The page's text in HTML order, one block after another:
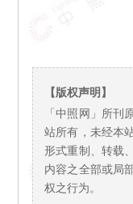
【版权声明】
「中照网」所刊
站所有，未经本
形式重制、转载
内容之全部或局
权之行为。